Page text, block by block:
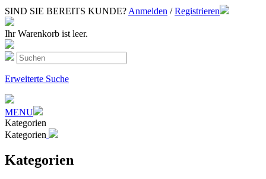
SIND SIE BEREITS KUNDE? Anmelden / Registrieren
Ihr Warenkorb ist leer.
Erweiterte Suche
MENU
Kategorien
Kategorien
Kategorien